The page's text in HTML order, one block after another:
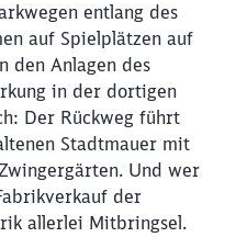
entlang des
auf Spielplätzen auf
den Anlagen des
in der dortigen
Der Rückweg führt
Stadtmauer mit
Und wer
der
allerlei Mitbringsel.